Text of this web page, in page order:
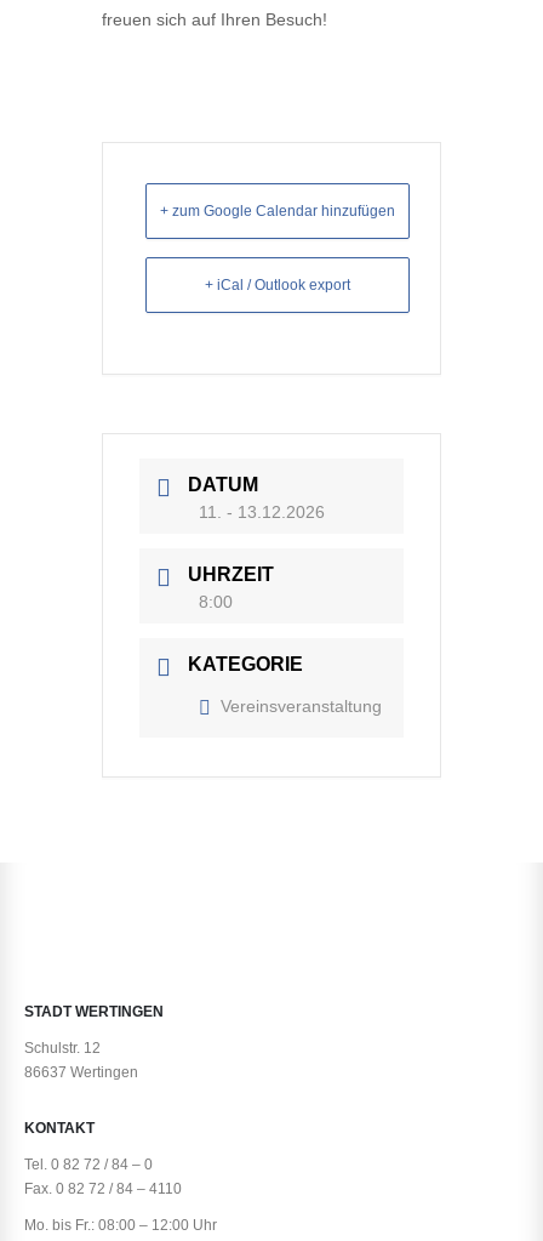
freuen sich auf Ihren Besuch!
+ zum Google Calendar hinzufügen
+ iCal / Outlook export
DATUM
11. - 13.12.2026
UHRZEIT
8:00
KATEGORIE
Vereinsveranstaltung
STADT WERTINGEN
Schulstr. 12
86637 Wertingen
KONTAKT
Tel. 0 82 72 / 84 – 0
Fax. 0 82 72 / 84 – 4110
Mo. bis Fr.: 08:00 – 12:00 Uhr